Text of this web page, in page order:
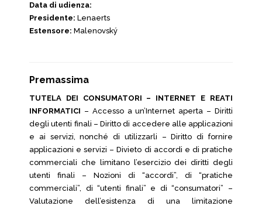
Data di udienza:
Presidente: Lenaerts
Estensore: Malenovský
Premassima
TUTELA DEI CONSUMATORI – INTERNET E REATI
INFORMATICI – Accesso a un’Internet aperta – Diritti
degli utenti finali – Diritto di accedere alle applicazioni
e ai servizi, nonché di utilizzarli – Diritto di fornire
applicazioni e servizi – Divieto di accordi e di pratiche
commerciali che limitano l’esercizio dei diritti degli
utenti finali – Nozioni di “accordi”, di “pratiche
commerciali”, di “utenti finali” e di “consumatori” –
Valutazione dell’esistenza di una limitazione